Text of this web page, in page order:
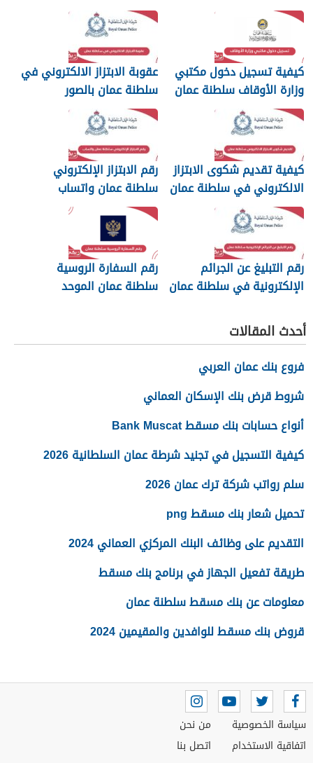
تسجيل الدخول
كيفية تسجيل دخول مكتبي
وزارة الأوقاف سلطنة عمان
عقوبة الابتزاز الالكتروني في
سلطنة عمان بالصور
والرسائل
كيفية تقديم شكوى الابتزاز
الالكتروني في سلطنة عمان
رقم الابتزاز الإلكتروني
سلطنة عمان واتساب
رقم التبليغ عن الجرائم
الإلكترونية في سلطنة عمان
رقم السفارة الروسية
سلطنة عمان الموحد
أحدث المقالات
فروع بنك عمان العربي
شروط قرض بنك الإسكان العماني
أنواع حسابات بنك مسقط Bank Muscat
كيفية التسجيل في تجنيد شرطة عمان السلطانية 2026
سلم رواتب شركة ترك عمان 2026
تحميل شعار بنك مسقط png
التقديم على وظائف البنك المركزي العماني 2024
طريقة تفعيل الجهاز في برنامج بنك مسقط
معلومات عن بنك مسقط سلطنة عمان
قروض بنك مسقط للوافدين والمقيمين 2024
سياسة الخصوصية
اتفاقية الاستخدام
من نحن
اتصل بنا